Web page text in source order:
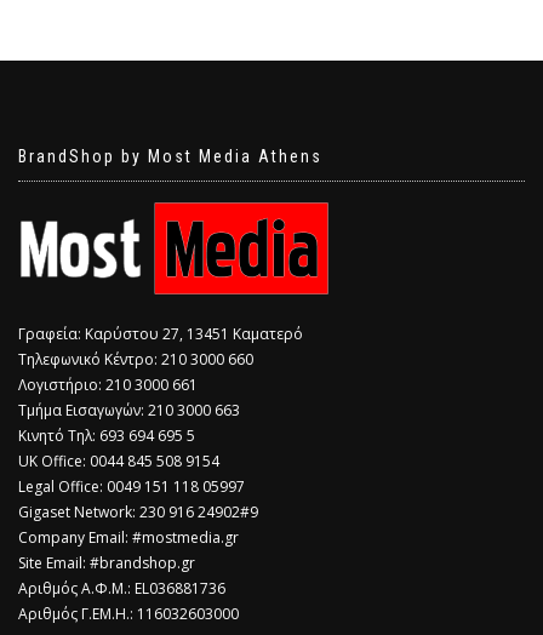
BrandShop by Most Media Athens
Γραφεία: Καρύστου 27, 13451 Καματερό
Τηλεφωνικό Κέντρο: 210 3000 660
Λογιστήριο: 210 3000 661
Τμήμα Εισαγωγών: 210 3000 663
Κινητό Τηλ: 693 694 695 5
​UK Office: 0044 845 508 9154
Legal Office: 0049 151 118 05997
Gigaset Network: 230 916 24902#9
Company Email: #mostmedia.gr
Site Email: #brandshop.gr
Αριθμός Α.Φ.Μ.: EL036881736
Αριθμός Γ.ΕΜ.Η.: 116032603000